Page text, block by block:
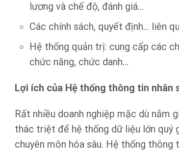
lương và chế độ, đánh giá…
Các chính sách, quyết định… liên
Hệ thống quản trị: cung cấp các
chức năng, chức danh…
Lợi ích của Hệ thống thông tin nhân
Rất nhiều doanh nghiệp mặc dù nắm
thác triệt để hệ thống dữ liệu lớn quý
chuyên môn hóa sâu. Hệ thống